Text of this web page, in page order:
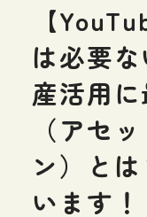
【
は必要
産活用
（アセ
ン）と
います！